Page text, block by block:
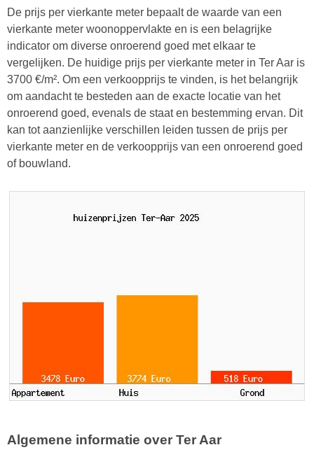
De prijs per vierkante meter bepaalt de waarde van een
vierkante meter woonoppervlakte en is een belagrijke
indicator om diverse onroerend goed met elkaar te
vergelijken. De huidige prijs per vierkante meter in Ter Aar is
3700 €/m². Om een verkoopprijs te vinden, is het belangrijk
om aandacht te besteden aan de exacte locatie van het
onroerend goed, evenals de staat en bestemming ervan. Dit
kan tot aanzienlijke verschillen leiden tussen de prijs per
vierkante meter en de verkoopprijs van een onroerend goed
of bouwland.
Algemene informatie over Ter Aar